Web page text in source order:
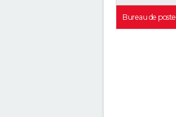
Bureau de poste